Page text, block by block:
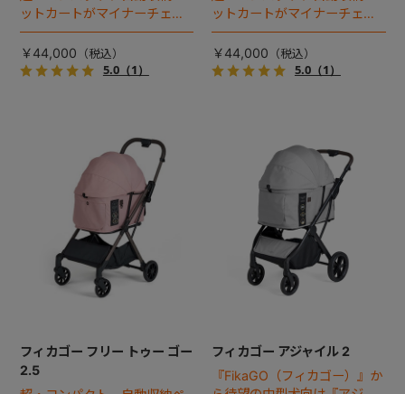
ットカートがマイナーチェン
ジ！
￥44,000
5.0（1）
ットカートがマイナーチェン
ジ！
￥44,000
5.0（1）
フィカゴー フリー トゥー ゴー
2.5
フィカゴー アジャイル 2
『FikaGO（フィカゴー）』か